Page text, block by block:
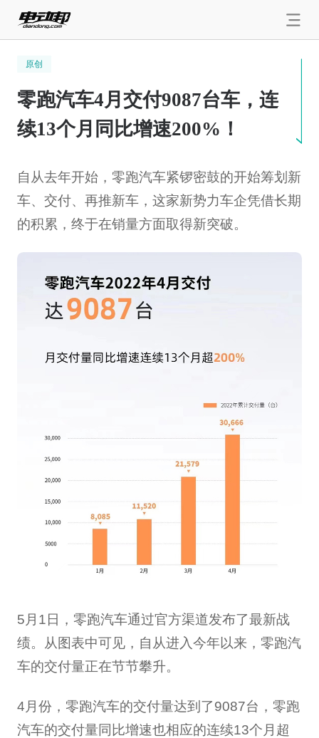
原创
零跑汽车4月交付9087台车，连
续13个月同比增速200%！
自从去年开始，零跑汽车紧锣密鼓的开始筹划新
车、交付、再推新车，这家新势力车企凭借长期
的积累，终于在销量方面取得新突破。
5月1日，零跑汽车通过官方渠道发布了最新战
绩。从图表中可见，自从进入今年以来，零跑汽
车的交付量正在节节攀升。
4月份，零跑汽车的交付量达到了9087台，零跑
汽车的交付量同比增速也相应的连续13个月超